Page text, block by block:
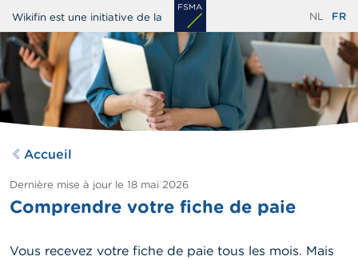
Aller
au
contenu
principal
Wikifin est une initiative de la NL FR
Accueil
Dernière mise à jour le 18 mai 2026
Comprendre votre fiche de paie
Vous recevez votre fiche de paie tous les mois. Mais